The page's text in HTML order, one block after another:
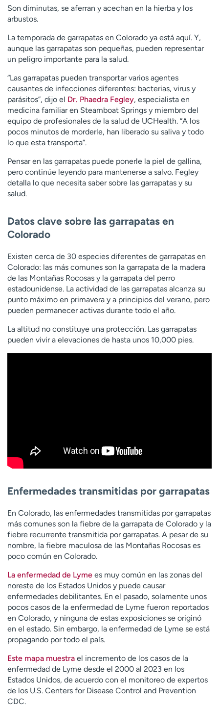
t
r
r
Son diminutas, se aferran y acechan en la hierba y los
arbustos.
La temporada de garrapatas en Colorado ya está aquí. Y,
aunque las garrapatas son pequeñas, pueden representar
un peligro importante para la salud.
“Las garrapatas pueden transportar varios agentes
causantes de infecciones diferentes: bacterias, virus y
parásitos”, dijo el Dr. Phaedra Fegley, especialista en
medicina familiar en Steamboat Springs y miembro del
equipo de profesionales de la salud de UCHealth. “A los
pocos minutos de morderle, han liberado su saliva y todo
lo que esta transporta”.
Pensar en las garrapatas puede ponerle la piel de gallina,
pero continúe leyendo para mantenerse a salvo. Fegley
detalla lo que necesita saber sobre las garrapatas y su
salud.
Datos clave sobre las garrapatas en
Colorado
Existen cerca de 30 especies diferentes de garrapatas en
Colorado: las más comunes son la garrapata de la madera
de las Montañas Rocosas y la garrapata del perro
estadounidense. La actividad de las garrapatas alcanza su
punto máximo en primavera y a principios del verano, pero
pueden permanecer activas durante todo el año.
La altitud no constituye una protección. Las garrapatas
pueden vivir a elevaciones de hasta unos 10,000 pies.
Enfermedades transmitidas por garrapatas
En Colorado, las enfermedades transmitidas por garrapatas
más comunes son la fiebre de la garrapata de Colorado y la
fiebre recurrente transmitida por garrapatas. A pesar de su
nombre, la fiebre maculosa de las Montañas Rocosas es
poco común en Colorado.
La enfermedad de Lyme es muy común en las zonas del
noreste de los Estados Unidos y puede causar
enfermedades debilitantes. En el pasado, solamente unos
pocos casos de la enfermedad de Lyme fueron reportados
en Colorado, y ninguna de estas exposiciones se originó
en el estado. Sin embargo, la enfermedad de Lyme se está
propagando por todo el país.
Este mapa muestra el incremento de los casos de la
enfermedad de Lyme desde el 2000 al 2023 en los
Estados Unidos, de acuerdo con el monitoreo de expertos
de los U.S. Centers for Disease Control and Prevention
CDC.